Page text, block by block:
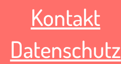
Kontakt
Datenschutz